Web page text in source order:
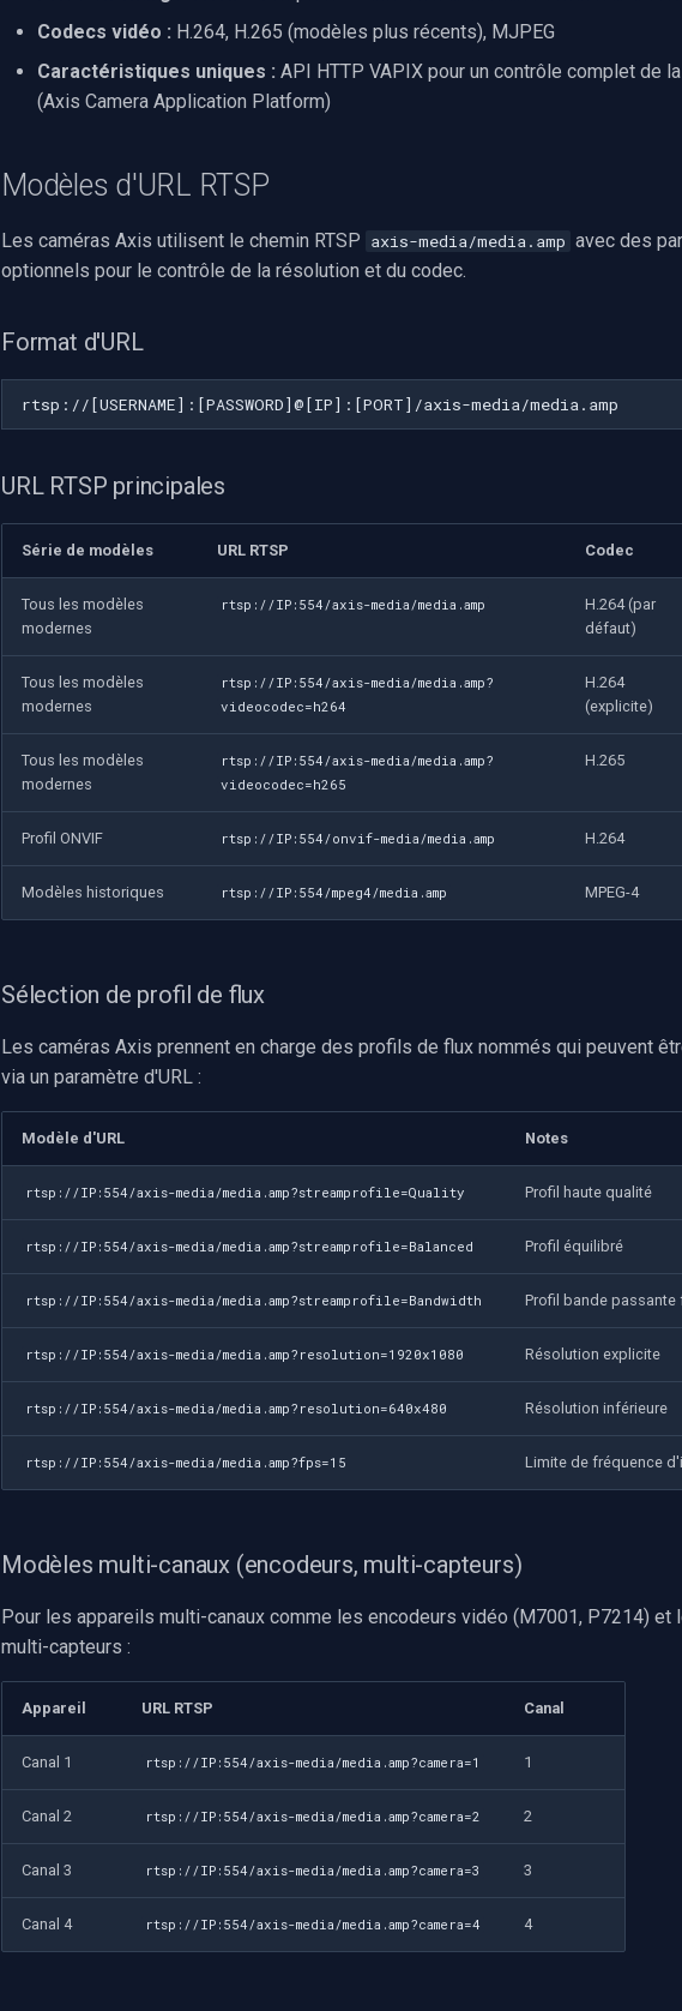
Codecs vidéo : H.264, H.265 (modèles plus récents), MJPEG
Caractéristiques uniques : API HTTP VAPIX pour un contrôle complet de
(Axis Camera Application Platform)
Modèles d'URL RTSP
Les caméras Axis utilisent le chemin RTSP axis-media/media.amp avec des
optionnels pour le contrôle de la résolution et du codec.
Format d'URL
URL RTSP principales
Série de modèles URL RTSP Codec
Tous les modèles
modernes
rtsp://IP:554/axis-media/media.amp
H.264 (par
défaut)
Tous les modèles
modernes
rtsp://IP:554/axis-media/media.amp?
videocodec=h264
H.264
(explicite)
Tous les modèles
modernes
rtsp://IP:554/axis-media/media.amp?
videocodec=h265
H.265
Profil ONVIF rtsp://IP:554/onvif-media/media.amp H.264
Modèles historiques rtsp://IP:554/mpeg4/media.amp MPEG-4
Sélection de profil de flux
Les caméras Axis prennent en charge des profils de flux nommés qui peuvent
via un paramètre d'URL :
Modèle d'URL Notes
rtsp://IP:554/axis-media/media.amp?streamprofile=Quality Profil haute qualité
rtsp://IP:554/axis-media/media.amp?streamprofile=Balanced Profil équilibré
rtsp://IP:554/axis-media/media.amp?streamprofile=Bandwidth Profil bande passante
rtsp://IP:554/axis-media/media.amp?resolution=1920x1080 Résolution explicite
rtsp://IP:554/axis-media/media.amp?resolution=640x480 Résolution inférieure
rtsp://IP:554/axis-media/media.amp?fps=15 Limite de fréquence
Modèles multi-canaux (encodeurs, multi-capteurs)
Pour les appareils multi-canaux comme les encodeurs vidéo (M7001, P7214) et
multi-capteurs :
Appareil URL RTSP Canal
Canal 1 rtsp://IP:554/axis-media/media.amp?camera=1 1
Canal 2 rtsp://IP:554/axis-media/media.amp?camera=2 2
Canal 3 rtsp://IP:554/axis-media/media.amp?camera=3 3
Canal 4 rtsp://IP:554/axis-media/media.amp?camera=4 4